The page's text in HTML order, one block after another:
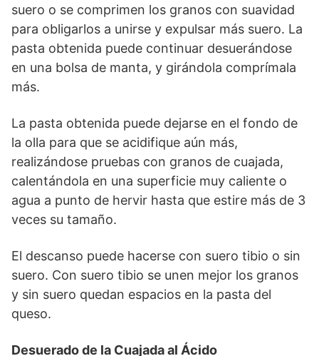
suero o se comprimen los granos con suavidad
para obligarlos a unirse y expulsar más suero. La
pasta obtenida puede continuar desuerándose
en una bolsa de manta, y girándola comprímala
más.
La pasta obtenida puede dejarse en el fondo de
la olla para que se acidifique aún más,
realizándose pruebas con granos de cuajada,
calentándola en una superficie muy caliente o
agua a punto de hervir hasta que estire más de 3
veces su tamaño.
El descanso puede hacerse con suero tibio o sin
suero. Con suero tibio se unen mejor los granos
y sin suero quedan espacios en la pasta del
queso.
Desuerado de la Cuajada al Ácido